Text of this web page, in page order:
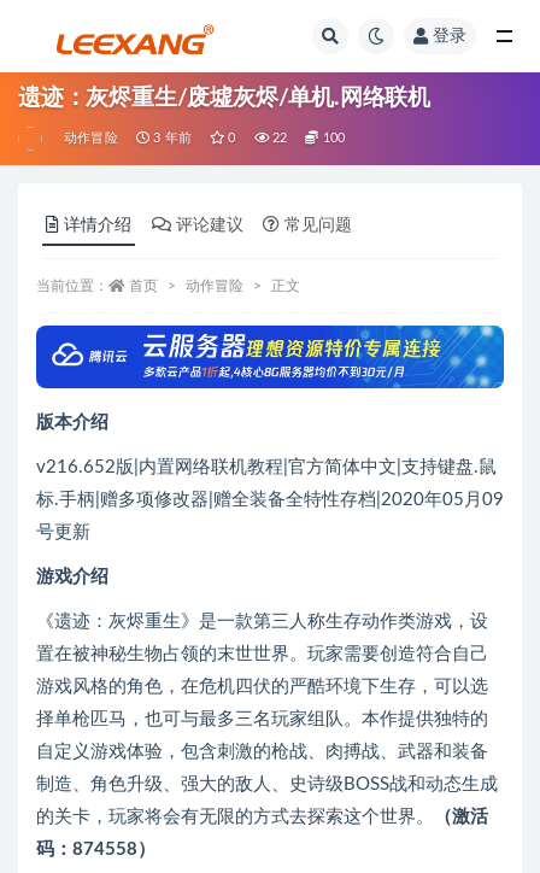
登录
遗迹：灰烬重生/废墟灰烬/单机.网络联机
动作冒险 3 年前 0 22 100
详情介绍 评论建议 常见问题
当前位置： 首页 动作冒险 正文
版本介绍
v216.652版|内置网络联机教程|官方简体中文|支持键盘.鼠
标.手柄|赠多项修改器|赠全装备全特性存档|2020年05月09
号更新
游戏介绍
《遗迹：灰烬重生》是一款第三人称生存动作类游戏，设
置在被神秘生物占领的末世世界。玩家需要创造符合自己
游戏风格的角色，在危机四伏的严酷环境下生存，可以选
择单枪匹马，也可与最多三名玩家组队。本作提供独特的
自定义游戏体验，包含刺激的枪战、肉搏战、武器和装备
制造、角色升级、强大的敌人、史诗级BOSS战和动态生成
的关卡，玩家将会有无限的方式去探索这个世界。
（激活
码：874558）